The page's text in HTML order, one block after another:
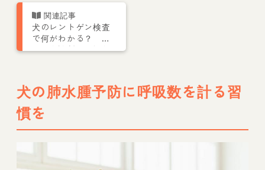
犬のレントゲン検査
で何がわかる？ 獣
医画像診断医が撮り
犬の肺水腫予防に呼吸数を計る習
慣を